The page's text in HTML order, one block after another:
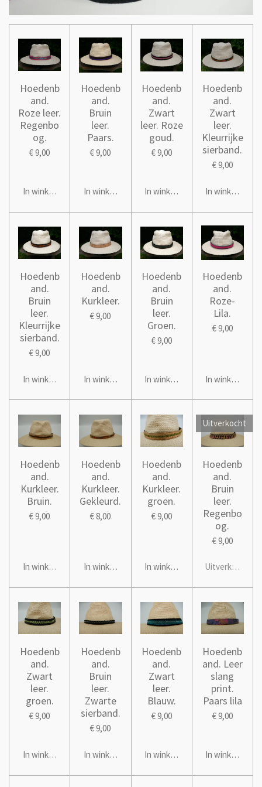
Hoedenb
and.
Roze leer.
Regenbo
og.
€ 9,00
In winkelwagen
Hoedenb
and.
Bruin
leer.
Paars.
€ 9,00
In winkelwagen
Hoedenb
and.
Zwart
leer. Roze
goud.
€ 9,00
In winkelwagen
Hoedenb
and.
Zwart
leer.
Kleurrijke
sierband.
€ 9,00
In winkelwagen
Hoedenb
and.
Bruin
leer.
Kleurrijke
sierband.
€ 9,00
In winkelwagen
Hoedenb
and.
Kurkleer.
€ 9,00
In winkelwagen
Hoedenb
and.
Bruin
leer.
Groen.
€ 9,00
In winkelwagen
Hoedenb
and.
Roze-
Lila.
€ 9,00
In winkelwagen
Hoedenb
and.
Kurkleer.
Bruin.
€ 9,00
In winkelwagen
Hoedenb
and.
Kurkleer.
Gekleurd.
€ 8,00
In winkelwagen
Hoedenb
and.
Kurkleer.
groen.
€ 9,00
In winkelwagen
Uitverkocht
Hoedenb
and.
Bruin
leer.
Regenbo
og.
€ 9,00
Uitverkocht
Hoedenb
and.
Zwart
leer.
groen.
€ 9,00
In winkelwagen
Hoedenb
and.
Bruin
leer.
Zwarte
sierband.
€ 9,00
In winkelwagen
Hoedenb
and.
Zwart
leer.
Blauw.
€ 9,00
In winkelwagen
Hoedenb
and. Leer
slang
print.
Paars lila
€ 9,00
In winkelwagen